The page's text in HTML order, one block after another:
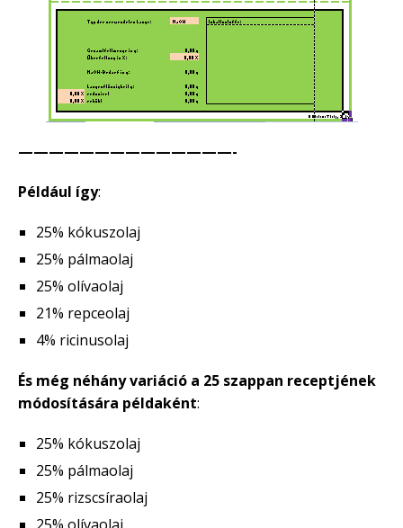
——————————————-
Például így:
25% kókuszolaj
25% pálmaolaj
25% olívaolaj
21% repceolaj
4% ricinusolaj
És még néhány variáció a 25 szappan receptjének
módosítására példaként:
25% kókuszolaj
25% pálmaolaj
25% rizscsíraolaj